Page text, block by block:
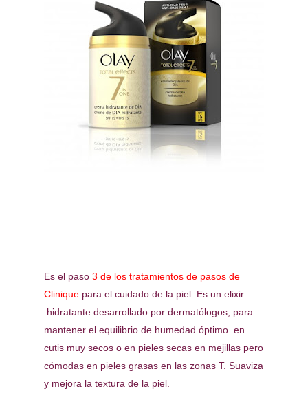
Es el paso 3 de los tratamientos de pasos de
Clinique para el cuidado de la piel. Es un elixir
hidratante desarrollado por dermatólogos, para
mantener el equilibrio de humedad óptimo en
cutis muy secos o en pieles secas en mejillas pero
cómodas en pieles grasas en las zonas T. Suaviza
y mejora la textura de la piel.